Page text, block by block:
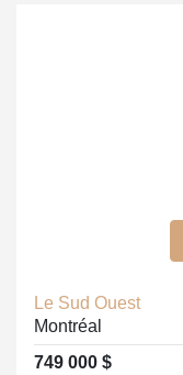
Le Sud Ouest
Montréal
749 000 $